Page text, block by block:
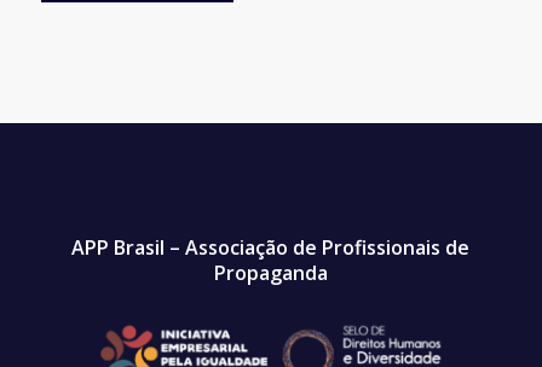
APP Brasil – Associação de Profissionais de
Propaganda